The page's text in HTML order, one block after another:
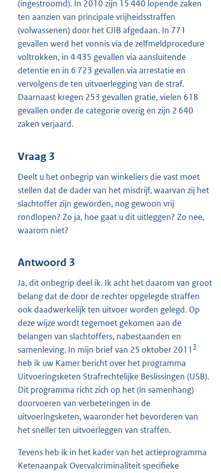
(ingestroomd). In 2010 zijn 15 440 lopende zaken
ten aanzien van principale vrijheidsstraffen
(volwassenen) door het CJIB afgedaan. In 771
gevallen werd het vonnis via de zelfmeldprocedure
voltrokken, in 4 435 gevallen via aansluitende
detentie en in 6 723 gevallen via arrestatie en
vervolgens de ten uitvoerlegging van de straf.
Daarnaast kregen 253 gevallen gratie, vielen 618
gevallen onder de categorie overig en zijn 2 640
zaken verjaard.
Vraag 3
Deelt u het onbegrip van winkeliers die vast moet
stellen dat de dader van het misdrijf, waarvan zij het
slachtoffer zijn geworden, nog gewoon vrij
rondlopen? Zo ja, hoe gaat u dit uitleggen? Zo nee,
waarom niet?
Antwoord 3
Ja, dit onbegrip deel ik. Ik acht het daarom van groot
belang dat de door de rechter opgelegde straffen
ook daadwerkelijk ten uitvoer worden gelegd. Op
deze wijze wordt tegemoet gekomen aan de
belangen van slachtoffers, nabestaanden en
samenleving. In mijn brief van 25 oktober 2011 3
heb ik uw Kamer bericht over het programma
Uitvoeringsketen Strafrechtelijke Beslissingen (USB).
Dit programma richt zich op het (in samenhang)
doorvoeren van verbeteringen in de
uitvoeringsketen, waaronder het bevorderen van
het sneller ten uitvoerleggen van straffen.
Tevens heb ik in het kader van het actieprogramma
Ketenaanpak Overvalcriminaliteit specifieke